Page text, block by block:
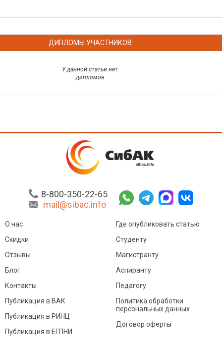
ДИПЛОМЫ УЧАСТНИКОВ
У данной статьи нет
дипломов
8-800-350-22-65
mail@sibac.info
О нас
Скидки
Отзывы
Блог
Контакты
Где опубликовать статью
Студенту
Магистранту
Аспиранту
Педагогу
Публикация в ВАК
Публикация в РИНЦ
Публикация в ЕГПНИ
Политика обработки
персональных данных
Договор оферты